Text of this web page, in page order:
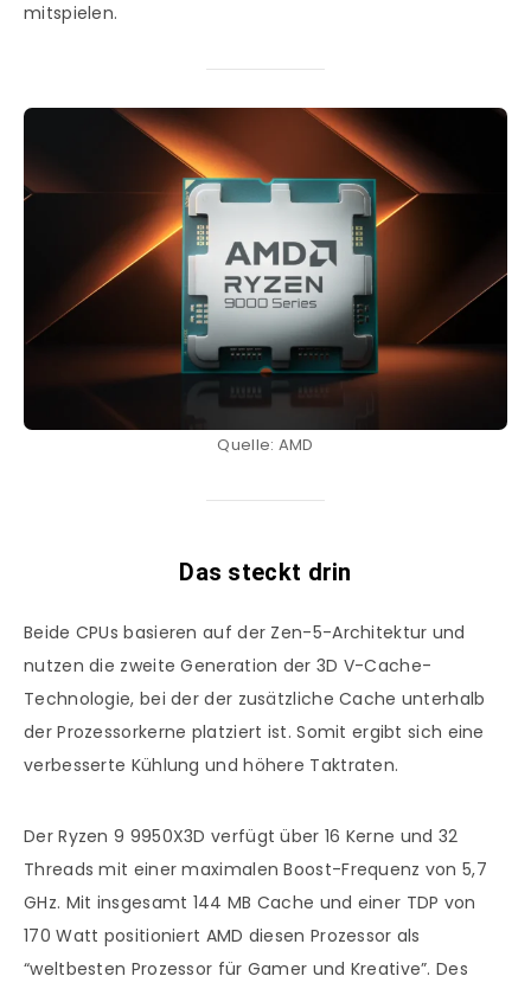
mitspielen.
Quelle: AMD
Das steckt drin
Beide CPUs basieren auf der Zen-5-Architektur und
nutzen die zweite Generation der 3D V-Cache-
Technologie, bei der der zusätzliche Cache unterhalb
der Prozessorkerne platziert ist. Somit ergibt sich eine
verbesserte Kühlung und höhere Taktraten.
Der Ryzen 9 9950X3D verfügt über 16 Kerne und 32
Threads mit einer maximalen Boost-Frequenz von 5,7
GHz. Mit insgesamt 144 MB Cache und einer TDP von
170 Watt positioniert AMD diesen Prozessor als
“weltbesten Prozessor für Gamer und Kreative”. Des